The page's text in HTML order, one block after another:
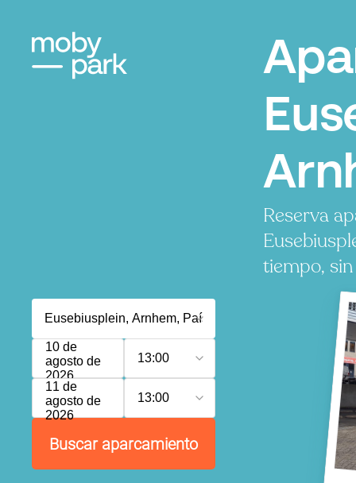
Reserva
tiempo,
10 de
agosto de
2026
13:00
11 de
agosto de
2026
13:00
Buscar aparcamiento